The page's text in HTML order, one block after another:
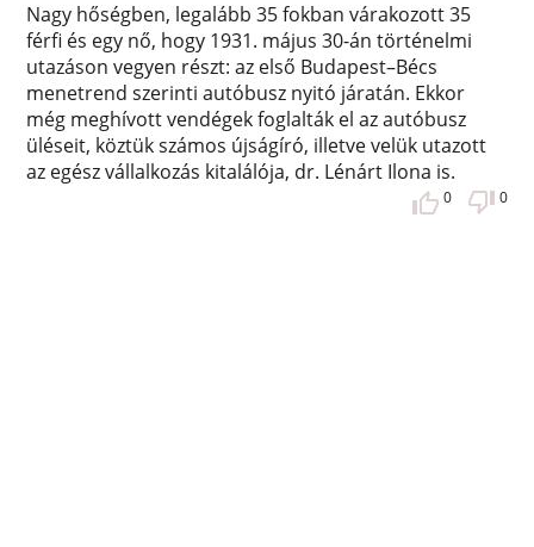
Nagy hőségben, legalább 35 fokban várakozott 35
férfi és egy nő, hogy 1931. május 30-án történelmi
utazáson vegyen részt: az első Budapest–Bécs
menetrend szerinti autóbusz nyitó járatán. Ekkor
még meghívott vendégek foglalták el az autóbusz
üléseit, köztük számos újságíró, illetve velük utazott
az egész vállalkozás kitalálója, dr. Lénárt Ilona is.
0 0